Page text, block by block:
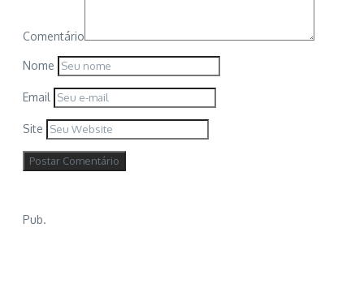
Comentário
Nome
Email
Site
Pub.